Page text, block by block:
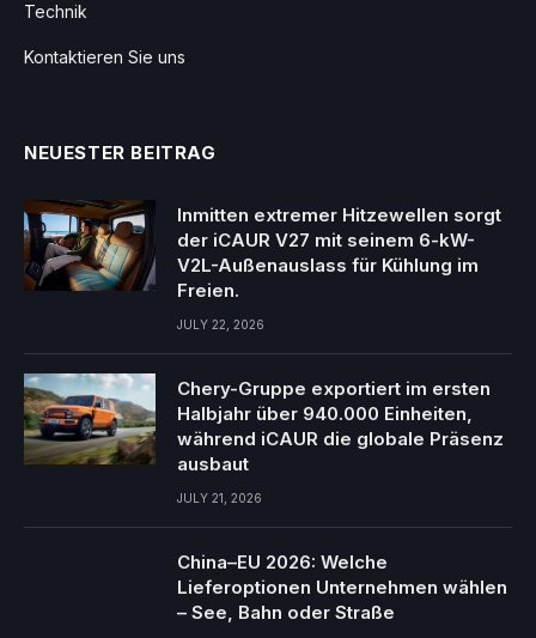
Technik
Kontaktieren Sie uns
NEUESTER BEITRAG
Inmitten extremer Hitzewellen sorgt
der iCAUR V27 mit seinem 6-kW-
V2L-Außenauslass für Kühlung im
Freien.
JULY 22, 2026
Chery-Gruppe exportiert im ersten
Halbjahr über 940.000 Einheiten,
während iCAUR die globale Präsenz
ausbaut
JULY 21, 2026
China–EU 2026: Welche
Lieferoptionen Unternehmen wählen
– See, Bahn oder Straße